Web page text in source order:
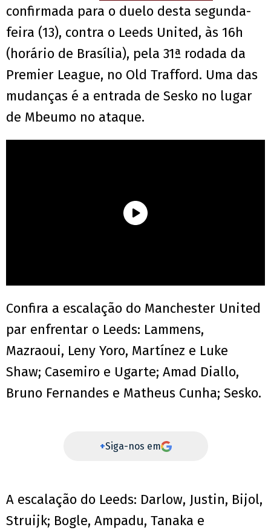
confirmada para o duelo desta segunda-
feira (13), contra o Leeds United, às 16h
(horário de Brasília), pela 31ª rodada da
Premier League, no Old Trafford. Uma das
mudanças é a entrada de Sesko no lugar
de Mbeumo no ataque.
Confira a escalação do Manchester United
par enfrentar o Leeds: Lammens,
Mazraoui, Leny Yoro, Martínez e Luke
Shaw; Casemiro e Ugarte; Amad Diallo,
Bruno Fernandes e Matheus Cunha; Sesko.
+Siga-nos em
A escalação do Leeds: Darlow, Justin, Bijol,
Struijk; Bogle, Ampadu, Tanaka e